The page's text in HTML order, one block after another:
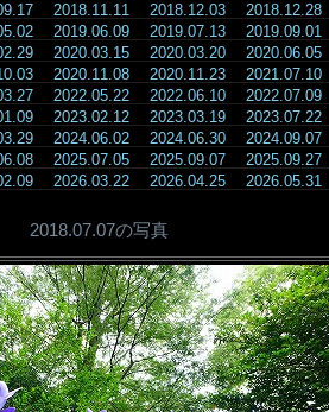
2018.11.11 2018.12.03 2018.12.28
2019.06.09 2019.07.13 2019.09.01
2020.03.15 2020.03.20 2020.06.05
2020.11.08 2020.11.23 2021.07.10
2022.05.22 2022.06.10 2022.07.09
2023.02.12 2023.03.19 2023.07.22
2024.06.02 2024.06.30 2024.09.07
2025.07.05 2025.09.07 2025.09.27
2026.03.22 2026.04.25 2026.05.31
2018.07.07の写真